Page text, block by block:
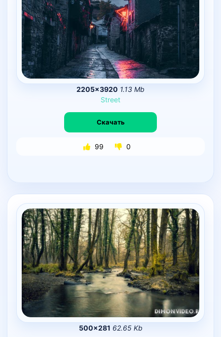
2205×3920 1.13 Mb
Street
Скачать
99 0
500×281 62.65 Kb